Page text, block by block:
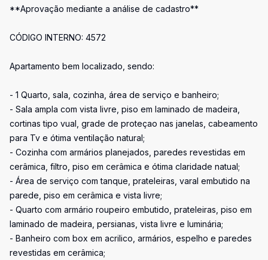
**Aprovação mediante a análise de cadastro**
CÓDIGO INTERNO: 4572
Apartamento bem localizado, sendo:
- 1 Quarto, sala, cozinha, área de serviço e banheiro;
- Sala ampla com vista livre, piso em laminado de madeira,
cortinas tipo vual, grade de proteçao nas janelas, cabeamento
para Tv e ótima ventilação natural;
- Cozinha com armários planejados, paredes revestidas em
cerâmica, filtro, piso em cerâmica e ótima claridade natual;
- Área de serviço com tanque, prateleiras, varal embutido na
parede, piso em cerâmica e vista livre;
- Quarto com armário roupeiro embutido, prateleiras, piso em
laminado de madeira, persianas, vista livre e luminária;
- Banheiro com box em acrilico, armários, espelho e paredes
revestidas em cerâmica;